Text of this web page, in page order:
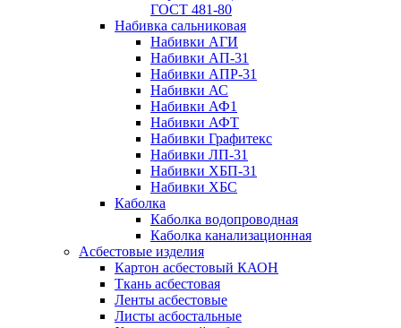
ГОСТ 481-80
Набивка сальниковая
Набивки АГИ
Набивки АП-31
Набивки АПР-31
Набивки АС
Набивки АФ1
Набивки АФТ
Набивки Графитекс
Набивки ЛП-31
Набивки ХБП-31
Набивки ХБС
Каболка
Каболка водопроводная
Каболка канализационная
Асбестовые изделия
Картон асбестовый КАОН
Ткань асбестовая
Ленты асбестовые
Листы асбостальные